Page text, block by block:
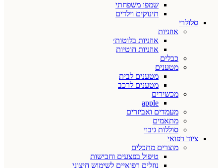
שמפו משפחתי
תינוקים וילדים
סלולרי
אוזניות
אוזניות בלוטות׳
אוזניות חוטיות
כבלים
מטענים
מטענים לבית
מטענים לרכב
מכשירים
apple
מעמדים ואביזרים
מתאמים
סוללות גיבוי
ציוד רפואי
מוצרים מתכלים
טיפול בפצעים וחבישות
נוזלים רפואיים לשימוש חיצוני